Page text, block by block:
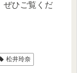
ぜひご覧くだ
松井玲奈